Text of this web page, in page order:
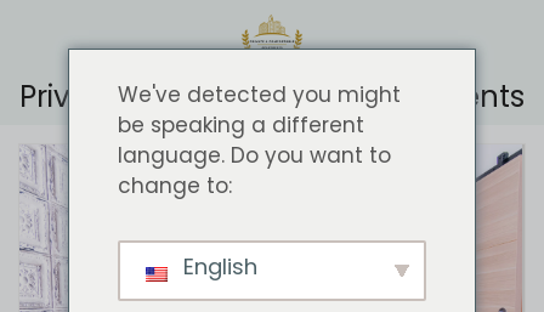
Private & Comfortable Apartments
We've detected you might
be speaking a different
language. Do you want to
change to:
English